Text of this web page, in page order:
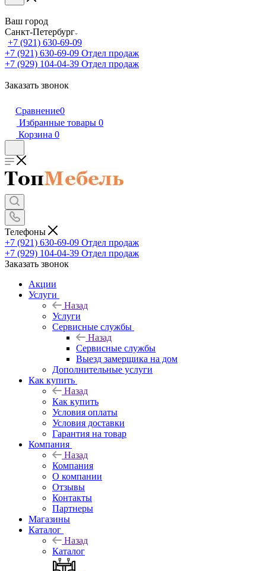
Ваш город
Санкт-Петербург
+7 (921) 630-69-09
+7 (921) 630-69-09 Отдел продаж
+7 (929) 104-04-39 Отдел продаж
Заказать звонок
Сравнение0
Избранные товары 0
Корзина 0
Телефоны
+7 (921) 630-69-09 Отдел продаж
+7 (929) 104-04-39 Отдел продаж
Заказать звонок
Акции
Услуги
Назад
Услуги
Сервисные службы
Назад
Сервисные службы
Выезд замерщика на дом
Дополнительные услуги
Как купить
Назад
Как купить
Условия оплаты
Условия доставки
Гарантия на товар
Компания
Назад
Компания
О компании
Отзывы
Контакты
Партнеры
Магазины
Каталог
Назад
Каталог